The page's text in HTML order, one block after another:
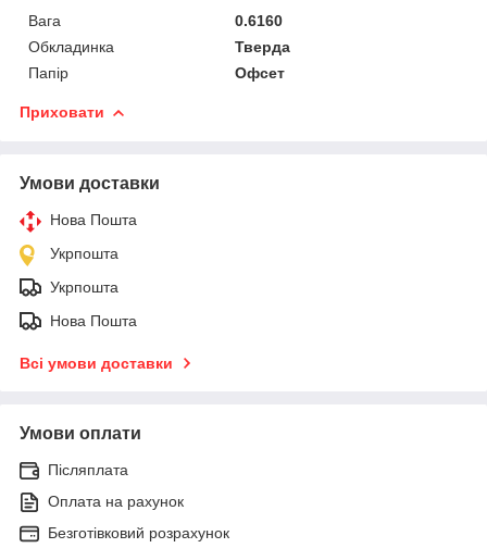
Вага
0.6160
Обкладинка
Тверда
Папір
Офсет
Приховати
Умови доставки
Нова Пошта
Укрпошта
Укрпошта
Нова Пошта
Всі умови доставки
Умови оплати
Післяплата
Оплата на рахунок
Безготівковий розрахунок